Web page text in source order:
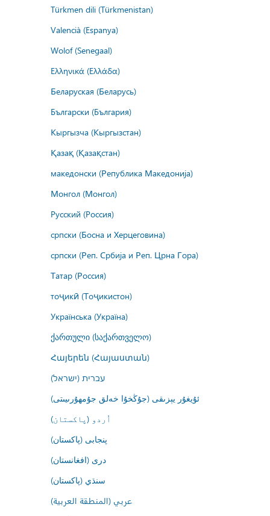
Türkmen dili (Türkmenistan)
Valencià (Espanya)
Wolof (Senegaal)
Ελληνικά (Ελλάδα)
Беларуская (Беларусь)
Български (България)
Кыргызча (Кыргызстан)
Қазақ (Қазақстан)
македонски (Република Македонија)
Монгол (Монгол)
Русский (Россия)
српски (Босна и Херцеговина)
српски (Реп. Србија и Реп. Црна Гора)
Татар (Россия)
тоҷикӣ (Тоҷикистон)
Українська (Україна)
ქართული (საქართველო)
Հայերեն (Հայաստան)
עברית (ישראל)
ئۇيغۇر يېزىقى (جۇڭخۇا خەلق جۇمھۇرىيىتى)
اُردو (پاکستان)
پنجابی (پاکستان)
درى (افغانستان)
سنڌي (پاکستان)
عربي (المنطقة العربية)